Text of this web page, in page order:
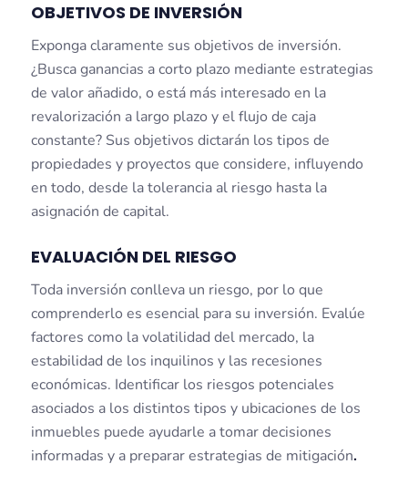
OBJETIVOS DE INVERSIÓN
Exponga claramente sus objetivos de inversión.
¿Busca ganancias a corto plazo mediante estrategias
de valor añadido, o está más interesado en la
revalorización a largo plazo y el flujo de caja
constante? Sus objetivos dictarán los tipos de
propiedades y proyectos que considere, influyendo
en todo, desde la tolerancia al riesgo hasta la
asignación de capital.
EVALUACIÓN DEL RIESGO
Toda inversión conlleva un riesgo, por lo que
comprenderlo es esencial para su inversión. Evalúe
factores como la volatilidad del mercado, la
estabilidad de los inquilinos y las recesiones
económicas. Identificar los riesgos potenciales
asociados a los distintos tipos y ubicaciones de los
inmuebles puede ayudarle a tomar decisiones
informadas y a preparar estrategias de mitigación.